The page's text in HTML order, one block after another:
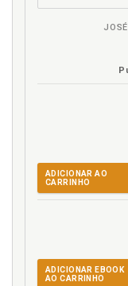
ADICIONAR AO
CARRINHO
ADICIONAR EBOOK
AO CARRINHO